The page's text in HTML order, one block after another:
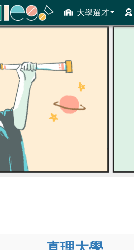
大學選才
學選才與高中育才輔助系統